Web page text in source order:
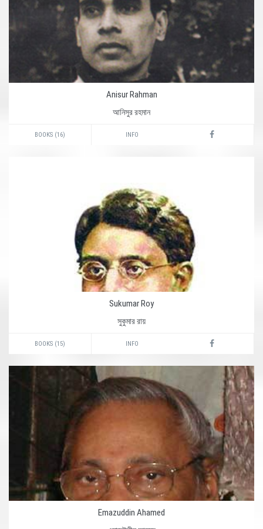
Anisur Rahman
আনিসুর রহমান
BOOKS (16) INFO
Sukumar Roy
সুকুমার রায়
BOOKS (15) INFO
Emazuddin Ahamed